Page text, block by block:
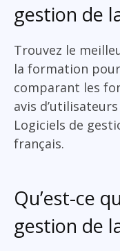
gestion de
Trouvez le
la formation
comparant les
avis
Logiciels de
français.
Qu’est-ce
gestion de